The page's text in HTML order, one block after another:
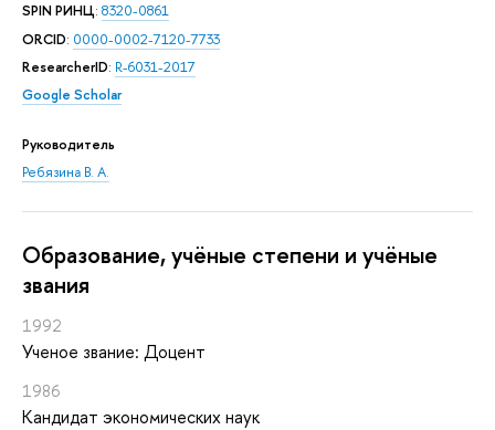
SPIN РИНЦ: 8320-0861
ORCID: 0000-0002-7120-7733
ResearcherID: R-6031-2017
Google Scholar
Руководитель
Ребязина В. А.
Oбразование, учёные степени и учёные
звания
1992
Ученое звание: Доцент
1986
Кандидат экономических наук